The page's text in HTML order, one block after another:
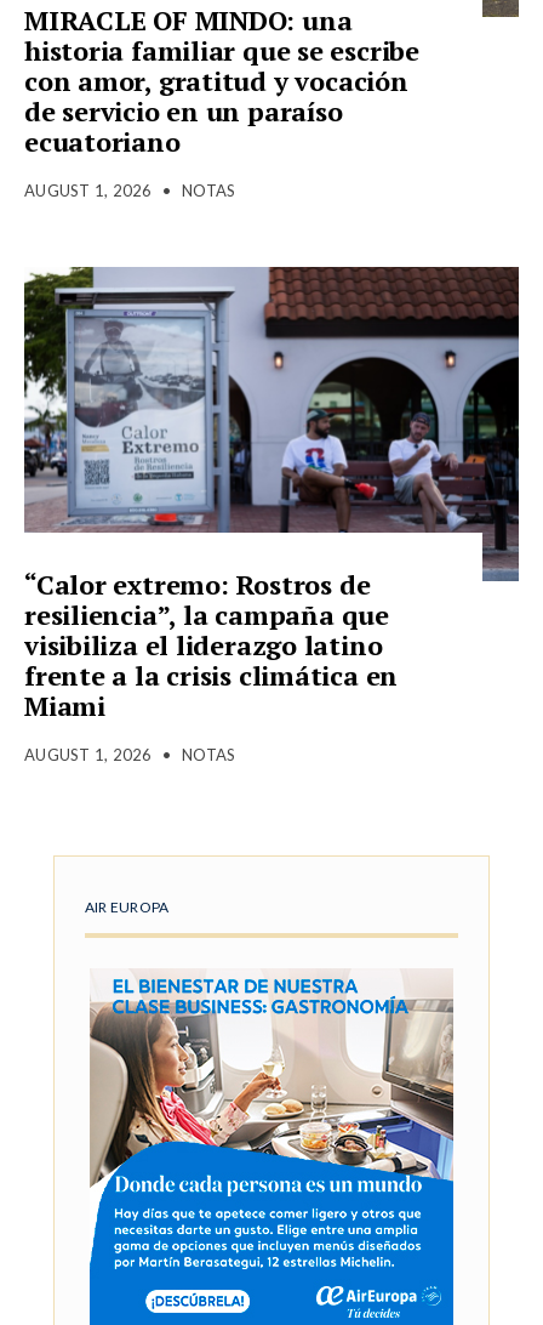
MIRACLE OF MINDO: una
historia familiar que se escribe
con amor, gratitud y vocación
de servicio en un paraíso
ecuatoriano
AUGUST 1, 2026 • NOTAS
“Calor extremo: Rostros de
resiliencia”, la campaña que
visibiliza el liderazgo latino
frente a la crisis climática en
Miami
AUGUST 1, 2026 • NOTAS
AIR EUROPA